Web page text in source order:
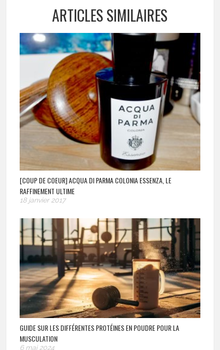
ARTICLES SIMILAIRES
[COUP DE COEUR] ACQUA DI PARMA COLONIA ESSENZA, LE
RAFFINEMENT ULTIME
18 janvier 2017
GUIDE SUR LES DIFFÉRENTES PROTÉINES EN POUDRE POUR LA
MUSCULATION
6 mai 2024